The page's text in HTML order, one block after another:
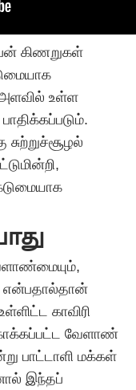
கிணறுகள்
அளவில் உள்ள
சுற்றுச்சூழல்
என்பதால்தான்
காவிரி
வேளாண்
பாட்டாளி மக்கள்
இந்தப்